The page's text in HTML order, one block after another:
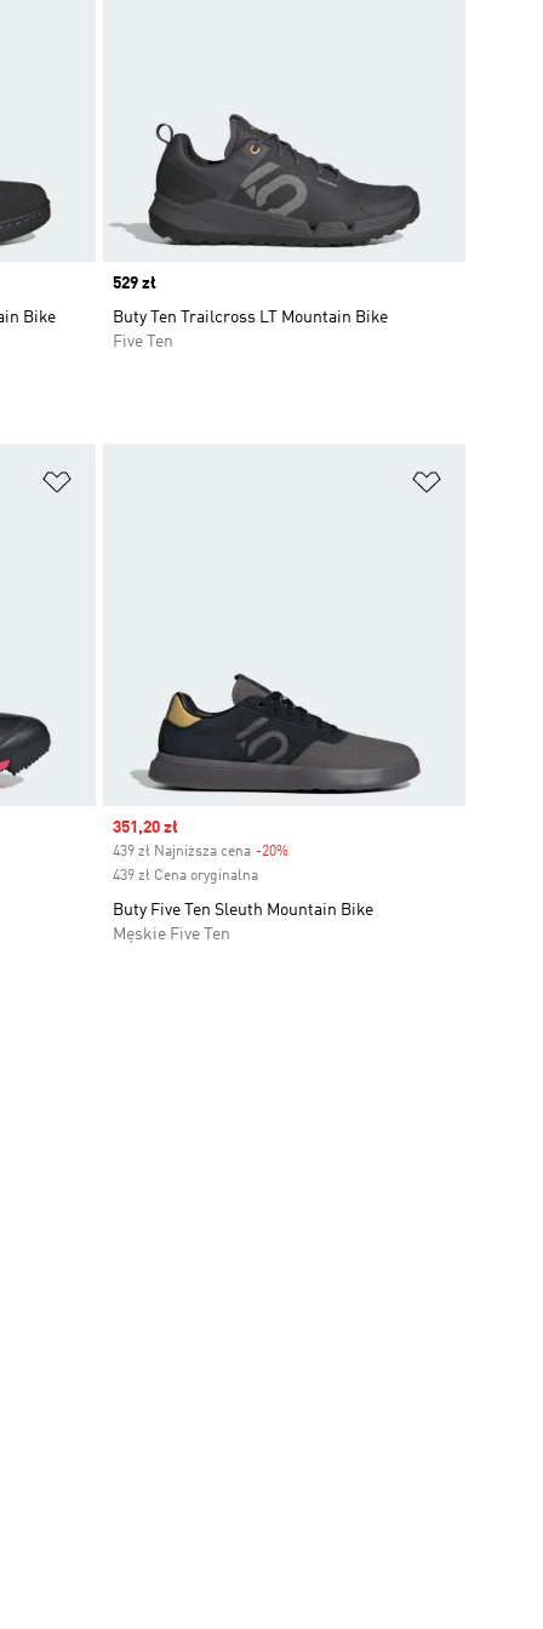
Bike
Price
529 zł
Buty Ten Trailcross LT Mountain Bike
Five Ten
Sale price
351,20 zł
439 zł Najniższa cena -20%Discount
439 zł Cena oryginalna
Buty Five Ten Sleuth Mountain Bike
Męskie Five Ten